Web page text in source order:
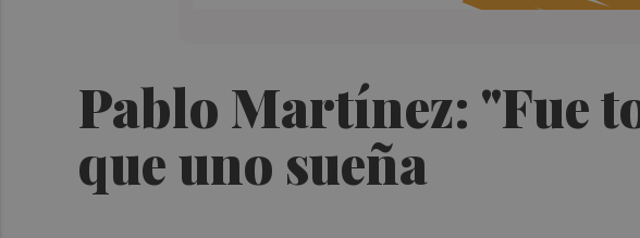
Pablo Martínez: "Fue
que uno sueña